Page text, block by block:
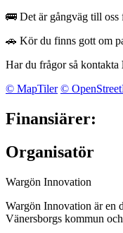
🚌 Det är gångväg till oss
🚗 Kör du finns gott om
Har du frågor så kontakta
© MapTiler ©
Finansiärer:
Organisatör
Wargön Innovation
Wargön Innovation är en
Vänersborgs kommun